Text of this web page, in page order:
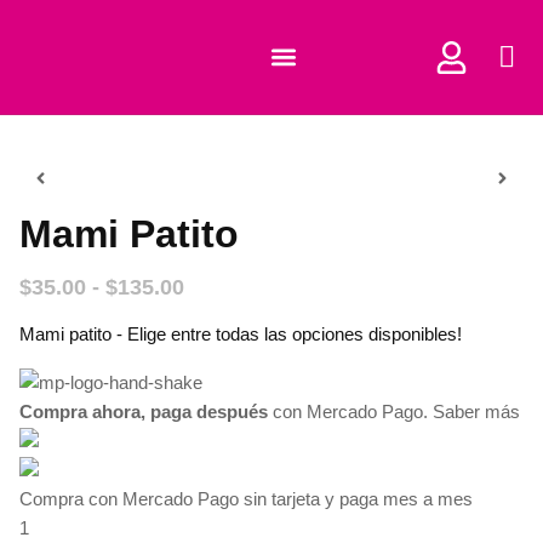
Mami Patito
$35.00 - $135.00
Mami patito - Elige entre todas las opciones disponibles!
Compra ahora, paga después con Mercado Pago. Saber más
Compra con Mercado Pago sin tarjeta y paga mes a mes
1